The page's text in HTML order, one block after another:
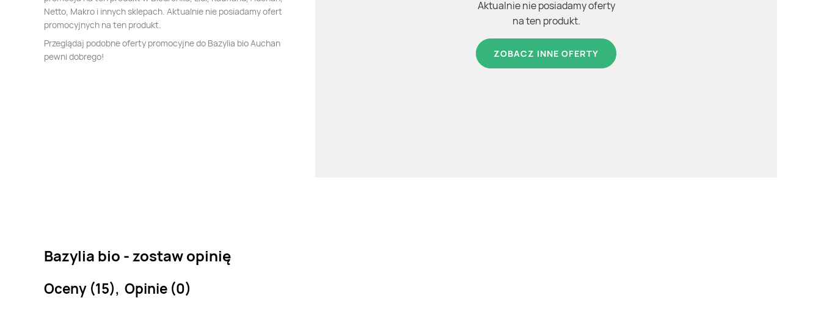
Netto, Makro i innych sklepach. Aktualnie nie posiadamy ofert
promocyjnych na ten produkt.
Przeglądaj podobne oferty promocyjne do Bazylia bio Auchan
pewni dobrego!
Aktualnie nie posiadamy oferty
na ten produkt.
ZOBACZ INNE OFERTY
Bazylia bio - zostaw opinię
Oceny (15), Opinie (0)